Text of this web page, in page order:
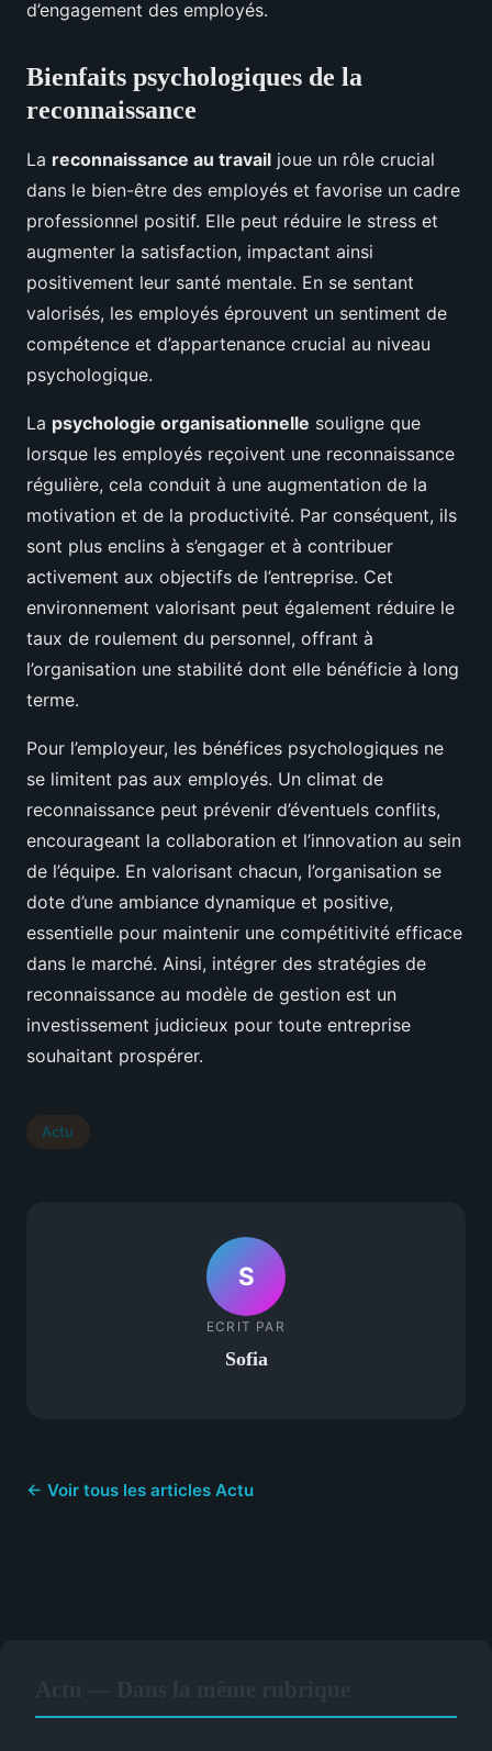
d’engagement des employés.
Bienfaits psychologiques de la
reconnaissance
La reconnaissance au travail joue un rôle crucial
dans le bien-être des employés et favorise un cadre
professionnel positif. Elle peut réduire le stress et
augmenter la satisfaction, impactant ainsi
positivement leur santé mentale. En se sentant
valorisés, les employés éprouvent un sentiment de
compétence et d’appartenance crucial au niveau
psychologique.
La psychologie organisationnelle souligne que
lorsque les employés reçoivent une reconnaissance
régulière, cela conduit à une augmentation de la
motivation et de la productivité. Par conséquent, ils
sont plus enclins à s’engager et à contribuer
activement aux objectifs de l’entreprise. Cet
environnement valorisant peut également réduire le
taux de roulement du personnel, offrant à
l’organisation une stabilité dont elle bénéficie à long
terme.
Pour l’employeur, les bénéfices psychologiques ne
se limitent pas aux employés. Un climat de
reconnaissance peut prévenir d’éventuels conflits,
encourageant la collaboration et l’innovation au sein
de l’équipe. En valorisant chacun, l’organisation se
dote d’une ambiance dynamique et positive,
essentielle pour maintenir une compétitivité efficace
dans le marché. Ainsi, intégrer des stratégies de
reconnaissance au modèle de gestion est un
investissement judicieux pour toute entreprise
souhaitant prospérer.
Actu
S
ECRIT PAR
Sofia
← Voir tous les articles Actu